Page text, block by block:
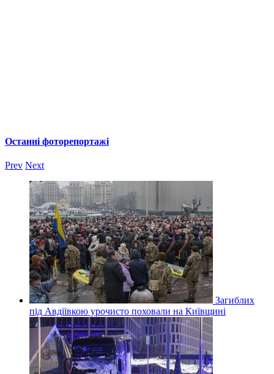
Останні фоторепортажі
Prev Next
Загиблих
під Авдіївкою урочисто поховали на Київщині